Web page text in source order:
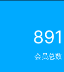
891
会员总数